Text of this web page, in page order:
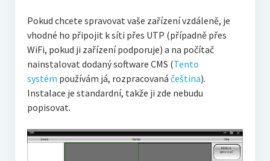
Pokud chcete spravovat vaše zařízení vzdáleně, je
vhodné ho připojit k síti přes UTP (případně přes
WiFi, pokud ji zařízení podporuje) a na počítač
nainstalovat dodaný software CMS (Tento
systém používám já, rozpracovaná čeština).
Instalace je standardní, takže ji zde nebudu
popisovat.